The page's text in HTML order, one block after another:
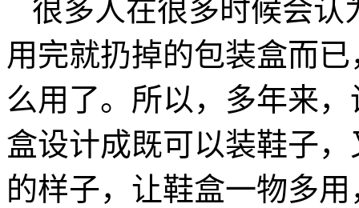
很多人在很多时候会认
用完就扔掉的包装盒而
么用了。所以，多年来
盒设计成既可以装鞋子
的样子，让鞋盒一物多